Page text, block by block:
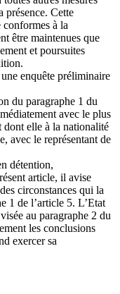
présence. Cette
conformes à la
être maintenues que
et poursuites
enquête préliminaire
du paragraphe 1 du
avec le plus
dont elle à la nationalité
avec le représentant de
détention,
article, il avise
circonstances qui la
1 de l’article 5. L’Etat
au paragraphe 2 du
les conclusions
exercer sa